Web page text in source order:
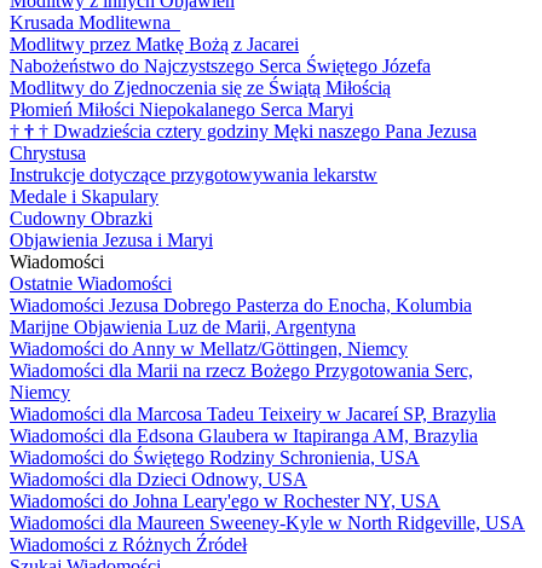
Krusada Modlitewna
Modlitwy przez Matkę Bożą z Jacarei
Nabożeństwo do Najczystszego Serca Świętego Józefa
Modlitwy do Zjednoczenia się ze Świątą Miłością
Płomień Miłości Niepokalanego Serca Maryi
† † † Dwadzieścia cztery godziny Męki naszego Pana Jezusa
Chrystusa
Instrukcje dotyczące przygotowywania lekarstw
Medale i Skapulary
Cudowny Obrazki
Objawienia Jezusa i Maryi
Wiadomości
Ostatnie Wiadomości
Wiadomości Jezusa Dobrego Pasterza do Enocha, Kolumbia
Marijne Objawienia Luz de Marii, Argentyna
Wiadomości do Anny w Mellatz/Göttingen, Niemcy
Wiadomości dla Marii na rzecz Bożego Przygotowania Serc,
Niemcy
Wiadomości dla Marcosa Tadeu Teixeiry w Jacareí SP, Brazylia
Wiadomości dla Edsona Glaubera w Itapiranga AM, Brazylia
Wiadomości do Świętego Rodziny Schronienia, USA
Wiadomości dla Dzieci Odnowy, USA
Wiadomości do Johna Leary'ego w Rochester NY, USA
Wiadomości dla Maureen Sweeney-Kyle w North Ridgeville, USA
Wiadomości z Różnych Źródeł